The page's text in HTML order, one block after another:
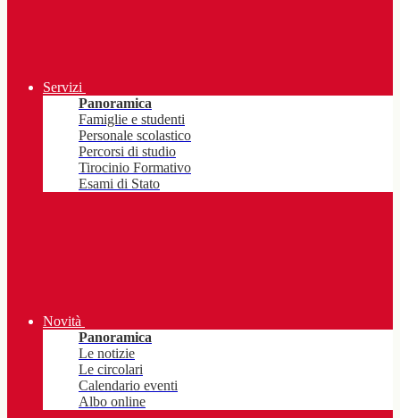
Servizi
Panoramica
Famiglie e studenti
Personale scolastico
Percorsi di studio
Tirocinio Formativo
Esami di Stato
Novità
Panoramica
Le notizie
Le circolari
Calendario eventi
Albo online